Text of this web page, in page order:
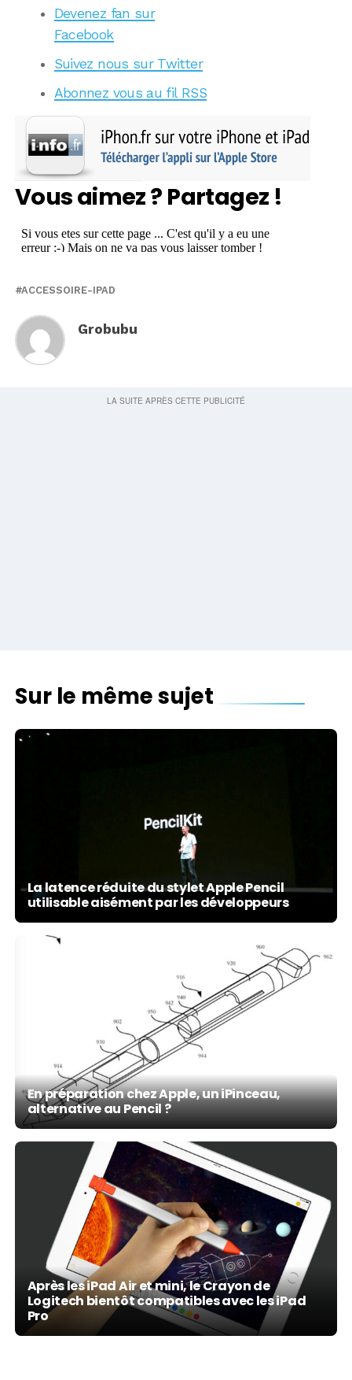
Devenez fan sur
Facebook
Suivez nous sur Twitter
Abonnez vous au fil RSS
Vous aimez ? Partagez !
ACCESSOIRE-IPAD
Grobubu
Sur le même sujet
La latence réduite du stylet Apple Pencil
utilisable aisément par les développeurs
En préparation chez Apple, un iPinceau,
alternative au Pencil ?
Après les iPad Air et mini, le Crayon de
Logitech bientôt compatibles avec les iPad
Pro